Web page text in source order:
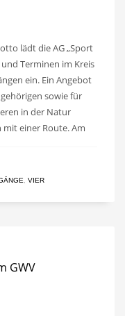
lädt die AG „Sport
Terminen im Kreis
ein. Ein Angebot
sowie für
in der Natur
mit einer Route. Am
VIER
GWV